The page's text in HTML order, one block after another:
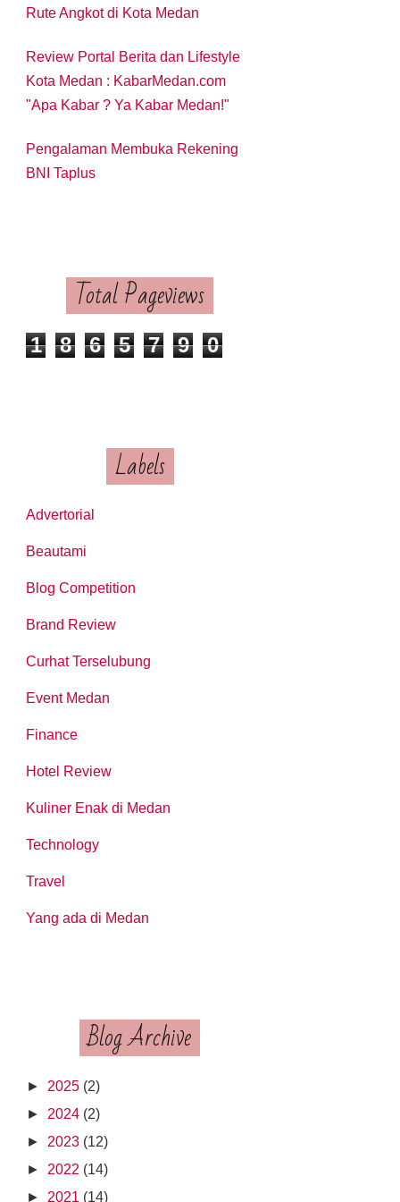
Rute Angkot di Kota Medan
Review Portal Berita dan Lifestyle
Kota Medan : KabarMedan.com
"Apa Kabar ? Ya Kabar Medan!"
Pengalaman Membuka Rekening
BNI Taplus
Total Pageviews
1 8 6 5 7 9 0
Labels
Advertorial
Beautami
Blog Competition
Brand Review
Curhat Terselubung
Event Medan
Finance
Hotel Review
Kuliner Enak di Medan
Technology
Travel
Yang ada di Medan
Blog Archive
► 2025 (2)
► 2024 (2)
► 2023 (12)
► 2022 (14)
► 2021 (14)